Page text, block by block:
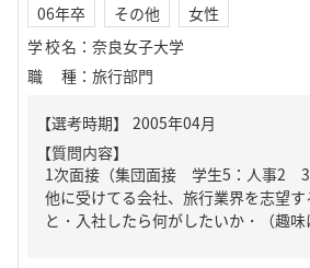
06年卒 その他
女性
学校名 ： 奈良女子大学
職種 ： 旅行部門
【質問内容】
1次面接（集団面接 学生5：人事2
他に受けてる会社、旅行業界を志望
と・入社したら何がしたいか・（趣